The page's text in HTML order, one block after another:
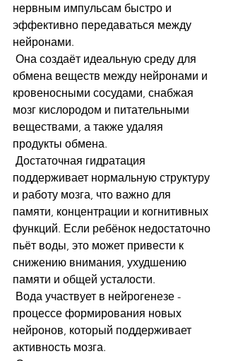
нервным импульсам быстро и
эффективно передаваться между
нейронами.
обмена веществ между нейронами и
кровеносными сосудами, снабжая
мозг кислородом и питательными
веществами, а также удаляя
продукты обмена.
Достаточная гидратация
поддерживает нормальную структуру
и работу мозга, что важно для
памяти, концентрации и когнитивных
функций. Если ребёнок недостаточно
пьёт воды, это может привести к
снижению внимания, ухудшению
памяти и общей усталости.
Вода участвует в нейрогенезе -
процессе формирования новых
нейронов, который поддерживает
активность мозга.